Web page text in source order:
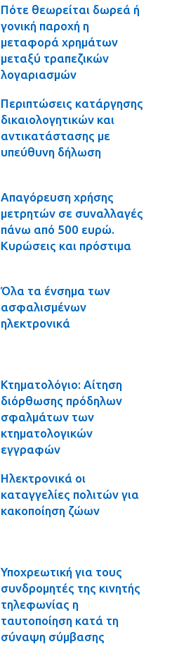
Πότε θεωρείται δωρεά ή
γονική παροχή η
μεταφορά χρημάτων
μεταξύ τραπεζικών
λογαριασμών
Περιπτώσεις κατάργησης
δικαιολογητικών και
αντικατάστασης με
υπεύθυνη δήλωση
Απαγόρευση χρήσης
μετρητών σε συναλλαγές
πάνω από 500 ευρώ.
Κυρώσεις και πρόστιμα
Όλα τα ένσημα των
ασφαλισμένων
ηλεκτρονικά
Κτηματολόγιο: Αίτηση
διόρθωσης πρόδηλων
σφαλμάτων των
κτηματολογικών
εγγραφών
Ηλεκτρονικά οι
καταγγελίες πολιτών για
κακοποίηση ζώων
Υποχρεωτική για τους
συνδρομητές της κινητής
τηλεφωνίας η
ταυτοποίηση κατά τη
σύναψη σύμβασης